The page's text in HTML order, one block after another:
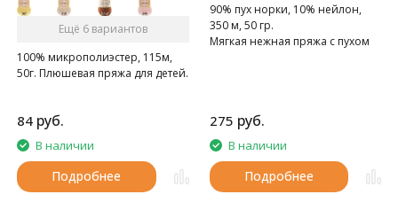
Ещё 6 вариантов
100% микрополиэстер, 115м,
50г. Плюшевая пряжа для детей.
84 руб.
В наличии
Подробнее
90% пух норки, 10% нейлон,
350 м, 50 гр.
Мягкая нежная пряжа с пухом
275 руб.
В наличии
Подробнее